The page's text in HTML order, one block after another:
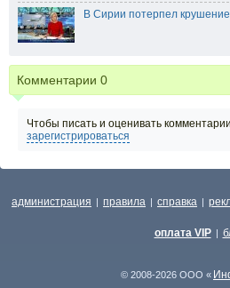
В Сирии потерпел
Комментарии 0
Чтобы писать и оценивать
зарегистрироваться
администрация | правила | справка |
оплата VIP |
© 2008-2026 ООО «